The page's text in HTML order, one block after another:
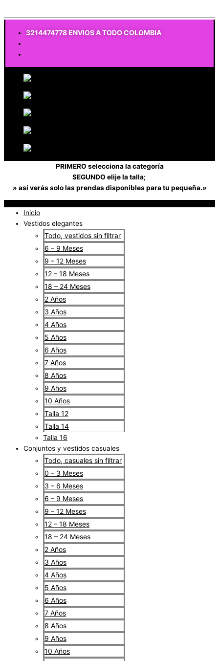
3214474778 ENVIOS A TODO COLOMBIA
PRIMERO selecciona la categoría
SEGUNDO elije la talla;
» así verás solo las prendas disponibles para tu pequeña.»
Inicio
Vestidos elegantes
Todo, vestidos sin filtrar
6 – 9 Meses
9 – 12 Meses
12 – 18 Meses
18 – 24 Meses
2 Años
3 Años
4 Años
5 Años
6 Años
7 Años
8 Años
9 Años
10 Años
Talla 12
Talla 14
Talla 16
Conjuntos y vestidos casuales
Todo, casuales sin filtrar
0 – 3 Meses
3 – 6 Meses
6 – 9 Meses
9 – 12 Meses
12 – 18 Meses
18 – 24 Meses
2 Años
3 Años
4 Años
5 Años
6 Años
7 Años
8 Años
9 Años
10 Años